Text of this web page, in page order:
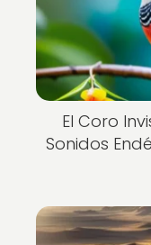
El Coro
Sonidos